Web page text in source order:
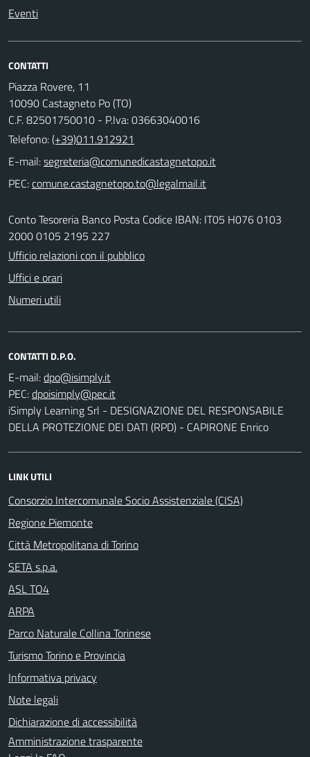
Eventi
CONTATTI
Piazza Rovere, 11
10090 Castagneto Po (TO)
C.F. 82501750010 - P.Iva: 03663040016
Telefono:(+39)011.912921
E-mail:
PEC:
Conto Tesoreria Banco Posta Codice IBAN: IT05 H076 0103
2000 0105 2195 227
Ufficio relazioni con il pubblico
Uffici e orari
Numeri utili
CONTATTI D.P.O.
E-mail:
PEC:
iSimply Learning Srl - DESIGNAZIONE DEL RESPONSABILE
DELLA PROTEZIONE DEI DATI (RPD) - CAPIRONE Enrico
LINK UTILI
Consorzio Intercomunale Socio Assistenziale (CISA)
Regione Piemonte
Città Metropolitana di Torino
SETA s.p.a.
ASL TO4
ARPA
Parco Naturale Collina Torinese
Turismo Torino e Provincia
Informativa privacy
Note legali
Dichiarazione di accessibilità
Amministrazione trasparente